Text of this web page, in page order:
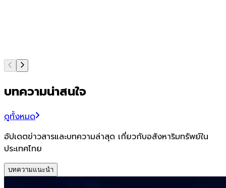
บทความน่าสนใจ
ดูทั้งหมด
อัปเดตข่าวสารและบทความล่าสุด เกี่ยวกับอสังหาริมทรัพย์ใน
ประเทศไทย
บทความแนะนำ